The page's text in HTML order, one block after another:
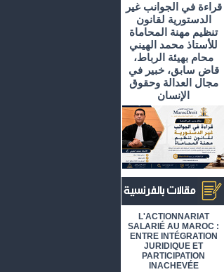
قراءة في الجوانب غير
الدستورية لقانون
تنظيم مهنة المحاماة
للأستاذ محمد الهيني
محام بهيئة الرباط،
قاض سابق، خبير في
مجال العدالة وحقوق
الإنسان
L'ACTIONNARIAT
SALARIÉ AU MAROC :
ENTRE INTÉGRATION
JURIDIQUE ET
PARTICIPATION
INACHEVÉE